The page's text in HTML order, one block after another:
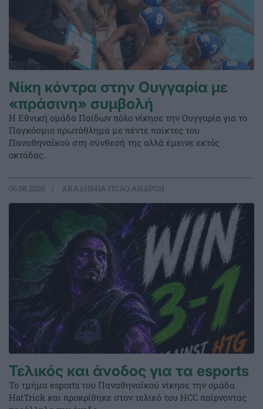
Νίκη κόντρα στην Ουγγαρία με
«πράσινη» συμβολή
Η Εθνική ομάδα Παίδων πόλο νίκησε την Ουγγαρία για το
Παγκόσμιο πρωτάθλημα με πέντε παίκτες του
Παναθηναϊκού στη σύνθεσή της αλλά έμεινε εκτός
οκτάδας.
06.08.2026 ΑΚΑΔΗΜΙΑ ΠΟΛΟ ΑΝΔΡΩΝ
Τελικός και άνοδος για τα esports
Το τμήμα esports του Παναθηναϊκού νίκησε την ομάδα
HatTrick και προκρίθηκε στον τελικό του HCC παίρνοντας